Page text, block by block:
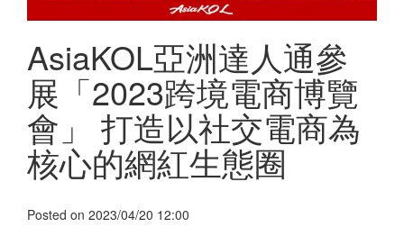
AsiaKOL亞洲達人通參
展「2023跨境電商博覽
會」 打造以社交電商為
核心的網紅生態圈
Posted on 2023/04/20 12:00